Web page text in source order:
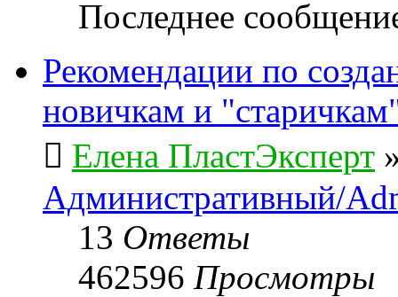
Последнее
Рекомендации по
новичкам и
Елена ПластЭксперт
Административный/
13 Ответы
462596 Просмотры